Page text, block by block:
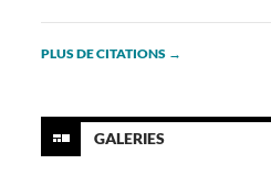
PLUS DE CITATIONS →
GALERIES